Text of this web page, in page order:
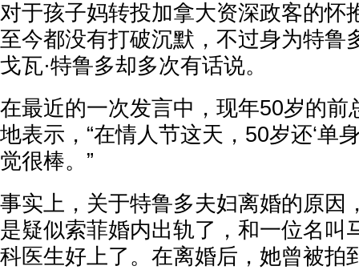
对于孩子妈转投加拿大资深政客的怀
至今都没有打破沉默，不过身为特鲁
戈瓦·特鲁多却多次有话说。
在最近的一次发言中，现年50岁的前
地表示，“在情人节这天，50岁还‘单
觉很棒。”
事实上，关于特鲁多夫妇离婚的原因
是疑似索菲婚内出轨了，和一位名叫
科医生好上了。在离婚后，她曾被拍